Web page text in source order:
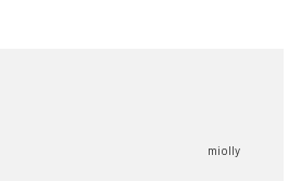
miolly